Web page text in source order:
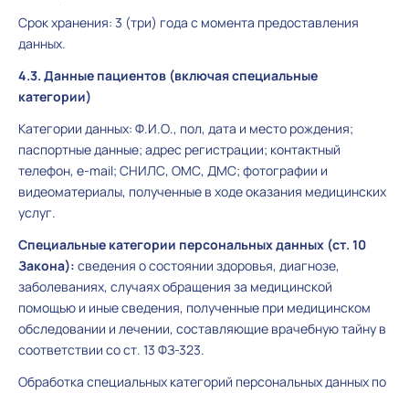
Срок хранения: 3 (три) года с момента предоставления
данных.
4.3. Данные пациентов (включая специальные
категории)
Категории данных: Ф.И.О., пол, дата и место рождения;
паспортные данные; адрес регистрации; контактный
телефон, e-mail; СНИЛС, ОМС, ДМС; фотографии и
видеоматериалы, полученные в ходе оказания медицинских
услуг.
Специальные категории персональных данных (ст. 10
Закона): сведения о состоянии здоровья, диагнозе,
заболеваниях, случаях обращения за медицинской
помощью и иные сведения, полученные при медицинском
обследовании и лечении, составляющие врачебную тайну в
соответствии со ст. 13 ФЗ-323.
Обработка специальных категорий персональных данных по